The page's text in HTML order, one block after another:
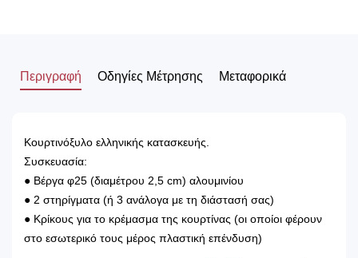
Περιγραφή Οδηγίες Μέτρησης Μεταφορικά
Κουρτινόξυλο ελληνικής κατασκευής.
Συσκευασία:
● Βέργα φ25 (διαμέτρου 2,5 cm) αλουμινίου
● 2 στηρίγματα (ή 3 ανάλογα με τη διάστασή σας)
● Κρίκους για το κρέμασμα της κουρτίνας (οι οποίοι φέρουν
στο εσωτερικό τους μέρος πλαστική επένδυση)